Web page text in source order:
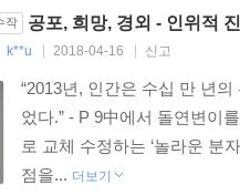
는 크리스퍼 실험실을 230
체에 대한 ‘지적설계’를 시도
의 인간, 슈퍼 휴먼은 매혹적
고 말한다. 그녀는 자신이 열
지’ 오펜하이머의 말은 내게
른다. 인간 유전자 편집이 핵
작 공포, 희망, 경외 - 인위적
k**u 2018-04-16 신고
“2013년, 인간은 수십 만 년
었다.” - P 9中에서 돌연변이
로 교체 수정하는 ‘놀라운 분
점을... 더보기